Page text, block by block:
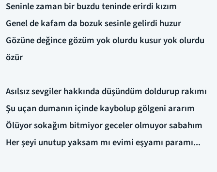
Seninle zaman bir buzdu teninde erirdi kızım
Genel de kafam da bozuk sesinle gelirdi huzur
Gözüne değince gözüm yok olurdu kusur yok olurdu
özür
Asılsız sevgiler hakkında düşündüm doldurup rakımı
Şu uçan dumanın içinde kaybolup gölgeni ararım
Ölüyor sokağım bitmiyor geceler olmuyor sabahım
Her şeyi unutup yaksam mı evimi eşyamı paramı...